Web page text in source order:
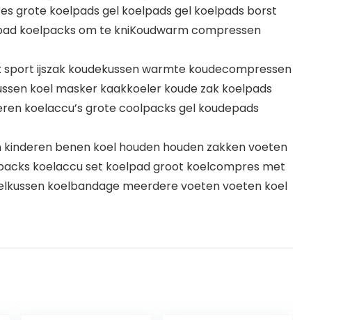
grote koelpads gel koelpads gel koelpads borst
koelpacks om te kniKoudwarm compressen
ijszak koudekussen warmte koudecompressen
koel masker kaakkoeler koude zak koelpads
koelaccu’s grote coolpacks gel koudepads
benen koel houden houden zakken voeten
koelaccu set koelpad groot koelcompres met
koelbandage meerdere voeten voeten koel